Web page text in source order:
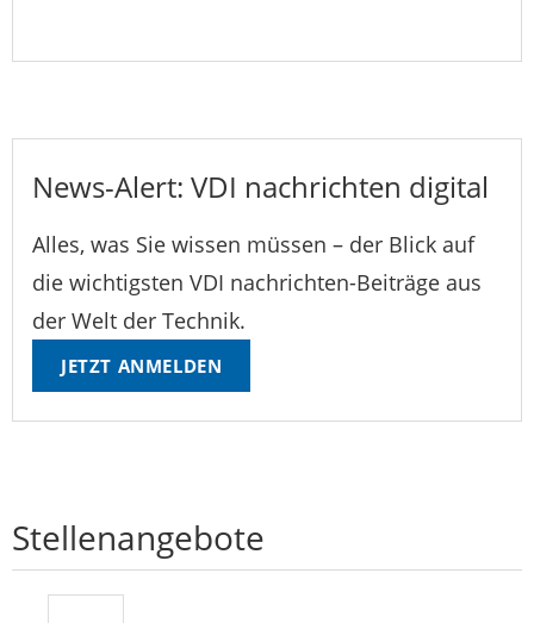
News-Alert: VDI nachrichten digital
Alles, was Sie wissen müssen – der Blick auf
die wichtigsten VDI nachrichten-Beiträge aus
der Welt der Technik.
JETZT ANMELDEN
Stellenangebote